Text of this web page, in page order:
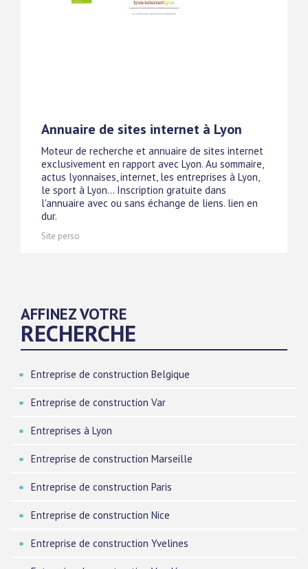
Annuaire de sites internet à Lyon
Moteur de recherche et annuaire de sites internet
exclusivement en rapport avec Lyon. Au sommaire,
actus lyonnaises, internet, les entreprises à Lyon,
le sport à Lyon... Inscription gratuite dans
l'annuaire avec ou sans échange de liens. lien en
dur.
Site perso
AFFINEZ VOTRE
RECHERCHE
Entreprise de construction Belgique
Entreprise de construction Var
Entreprises à Lyon
Entreprise de construction Marseille
Entreprise de construction Paris
Entreprise de construction Nice
Entreprise de construction Yvelines